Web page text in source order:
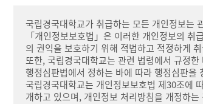
부가정보
국립경국대학교가 취급하는 모든 개인정보는
「개인정보보호법」은 이러한 개인정보의
의 권익을 보호하기 위해 적법하고 적정하게
또한, 국립경국대학교는 관련 법령에서 규정
행정심판법에서 정하는 바에 따라 행정심판을
국립경국대학교는 개인정보보호법 제30조에
개하고 있으며, 개인정보 처리방침을 개정하